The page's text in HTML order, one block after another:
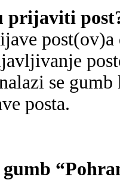
prijaviti
se
posta.
gumb